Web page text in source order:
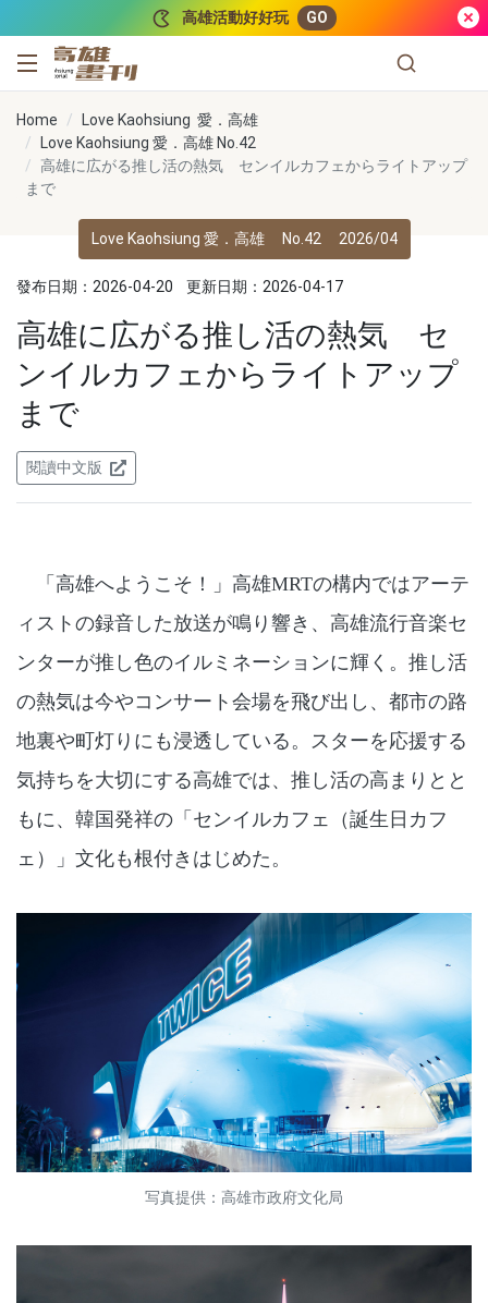
高雄活動好好玩 GO
高雄畫刊
Home
Love Kaohsiung 愛．高雄
Love Kaohsiung 愛．高雄 No.42
高雄に広がる推し活の熱気 センイルカフェからライトアップ
まで
Love Kaohsiung 愛．高雄 No.42 2026/04
發布日期：2026-04-20 更新日期：2026-04-17
高雄に広がる推し活の熱気 セ
ンイルカフェからライトアップ
まで
閱讀中文版
「高雄へようこそ！」高雄MRTの構内ではアーテ
ィストの録音した放送が鳴り響き、高雄流行音楽セ
ンターが推し色のイルミネーションに輝く。推し活
の熱気は今やコンサート会場を飛び出し、都市の路
地裏や町灯りにも浸透している。スターを応援する
気持ちを大切にする高雄では、推し活の高まりとと
もに、韓国発祥の「センイルカフェ（誕生日カフ
ェ）」文化も根付きはじめた。
写真提供：高雄市政府文化局